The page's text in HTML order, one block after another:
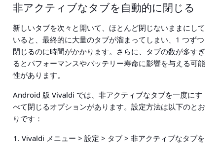
非アクティブなタブを自動的に閉じる
新しいタブを次々と開いて、ほとんど閉じないままにして
いると、最終的に大量のタブが溜まってしまい、1 つずつ
閉じるのに時間がかかります。さらに、タブの数が多すぎ
るとパフォーマンスやバッテリー寿命に影響を与える可能
性があります。
Android 版 Vivaldi では、非アクティブなタブを一度にす
べて閉じるオプションがあります。設定方法は以下のとお
りです：
Vivaldi メニュー > 設定 > タブ > 非アクティブなタブを